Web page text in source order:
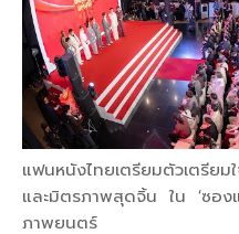
แฟนหนังไทยเตรียมตัวเตรียม
และมิตรภาพสุดจิ้น ใน ‘ซอ
ภาพยนตร์